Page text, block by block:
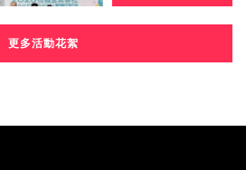
更多活動花絮